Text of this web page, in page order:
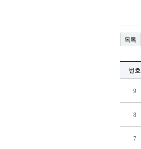
목록
번호
9
8
7